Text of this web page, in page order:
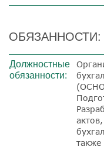
ОБЯЗАННОСТИ:
Должностные
обязанности:
также